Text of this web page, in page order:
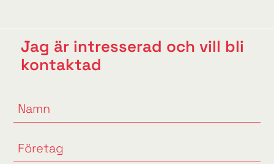
Jag är intresserad och vill bli
kontaktad